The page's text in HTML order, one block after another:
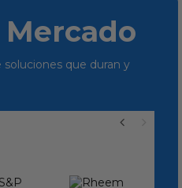
que duran y